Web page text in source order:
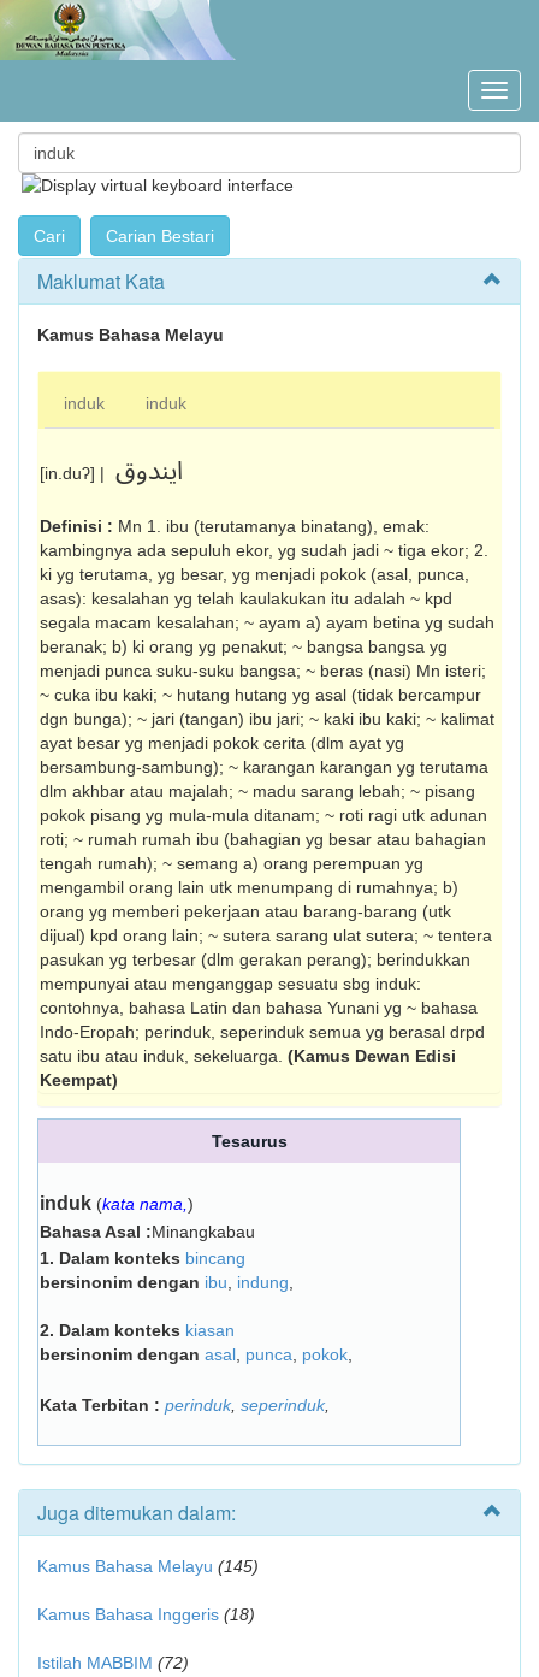
Maklumat Kata
Kamus Bahasa Melayu
induk induk
[in.duʔ] | ايندوق
Definisi : Mn 1. ibu (terutamanya binatang), emak:
kambingnya ada sepuluh ekor, yg sudah jadi ~ tiga ekor; 2.
ki yg terutama, yg besar, yg menjadi pokok (asal, punca,
asas): kesalahan yg telah kaulakukan itu adalah ~ kpd
segala macam kesalahan; ~ ayam a) ayam betina yg sudah
beranak; b) ki orang yg penakut; ~ bangsa bangsa yg
menjadi punca suku-suku bangsa; ~ beras (nasi) Mn isteri;
~ cuka ibu kaki; ~ hutang hutang yg asal (tidak bercampur
dgn bunga); ~ jari (tangan) ibu jari; ~ kaki ibu kaki; ~ kalimat
ayat besar yg menjadi pokok cerita (dlm ayat yg
bersambung-sambung); ~ karangan karangan yg terutama
dlm akhbar atau majalah; ~ madu sarang lebah; ~ pisang
pokok pisang yg mula-mula ditanam; ~ roti ragi utk adunan
roti; ~ rumah rumah ibu (bahagian yg besar atau bahagian
tengah rumah); ~ semang a) orang perempuan yg
mengambil orang lain utk menumpang di rumahnya; b)
orang yg memberi pekerjaan atau barang-barang (utk
dijual) kpd orang lain; ~ sutera sarang ulat sutera; ~ tentera
pasukan yg terbesar (dlm gerakan perang); berindukkan
mempunyai atau menganggap sesuatu sbg induk:
contohnya, bahasa Latin dan bahasa Yunani yg ~ bahasa
Indo-Eropah; perinduk, seperinduk semua yg berasal drpd
satu ibu atau induk, sekeluarga. (Kamus Dewan Edisi
Keempat)
Tesaurus
induk (kata nama, )
Bahasa Asal :Minangkabau
1. Dalam konteks bincang
bersinonim dengan ibu indung
2. Dalam konteks kiasan
bersinonim dengan asal punca pokok
Kata Terbitan : perinduk, seperinduk,
Juga ditemukan dalam:
Kamus Bahasa Melayu (145)
Kamus Bahasa Inggeris (18)
Istilah MABBIM (72)